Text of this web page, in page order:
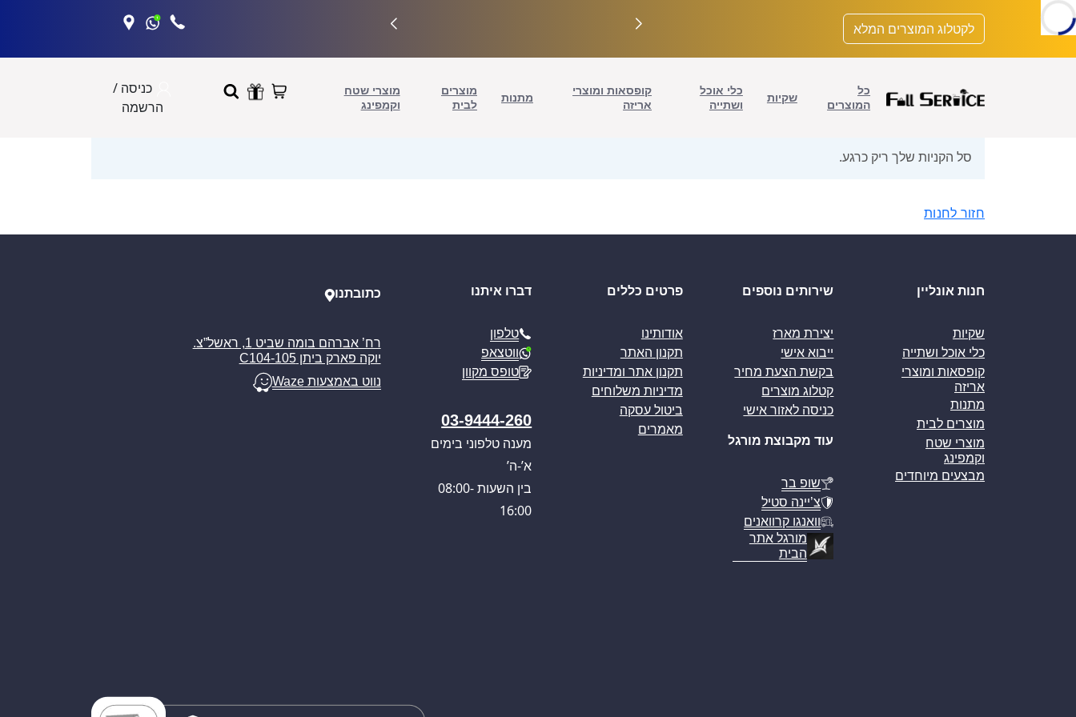
לקטלוג המוצרים המלא
כל
המוצרים
שקיות
כלי אוכל
ושתייה
קופסאות ומוצרי
אריזה
מתנות
מוצרים
לבית
מוצרי שטח
וקמפינג
כניסה /
הרשמה
סל הקניות שלך ריק כרגע.
חזור לחנות
חנות אונליין
שקיות
כלי אוכל ושתייה
קופסאות ומוצרי
אריזה
מתנות
מוצרים לבית
מוצרי שטח
וקמפינג
מבצעים מיוחדים
שירותים נוספים
יצירת מארז
ייבוא אישי
בקשת הצעת מחיר
קטלוג מוצרים
כניסה לאזור אישי
עוד מקבוצת מורגל
שופ בר
צ’יינה סטיל
וואנגו קרוואנים
מורגל אתר
הבית
פרטים כללים
אודותינו
תקנון האתר
תקנון אתר ומדיניות
מדיניות משלוחים
ביטול עסקה
מאמרים
דברו איתנו
טלפון
ווטצאפ
טופס מקוון
03-9444-260
מענה טלפוני בימים
א’-ה’
בין השעות 08:00-
16:00
כתובתנו
רח’ אברהם בומה שביט 1, ראשל”צ.
יוקה פארק ביתן C104-105
נווט באמצעות Waze